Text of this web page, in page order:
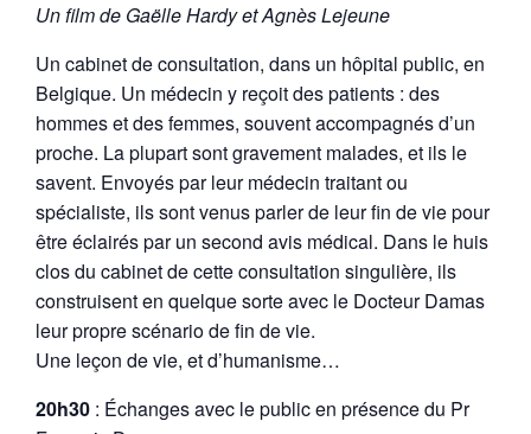
Un film de Gaëlle Hardy et Agnès Lejeune
Un cabinet de consultation, dans un hôpital public, en
Belgique. Un médecin y reçoit des patients : des
hommes et des femmes, souvent accompagnés d’un
proche. La plupart sont gravement malades, et ils le
savent. Envoyés par leur médecin traitant ou
spécialiste, ils sont venus parler de leur fin de vie pour
être éclairés par un second avis médical. Dans le huis
clos du cabinet de cette consultation singulière, ils
construisent en quelque sorte avec le Docteur Damas
leur propre scénario de fin de vie.
Une leçon de vie, et d’humanisme…
20h30 : Échanges avec le public en présence du Pr